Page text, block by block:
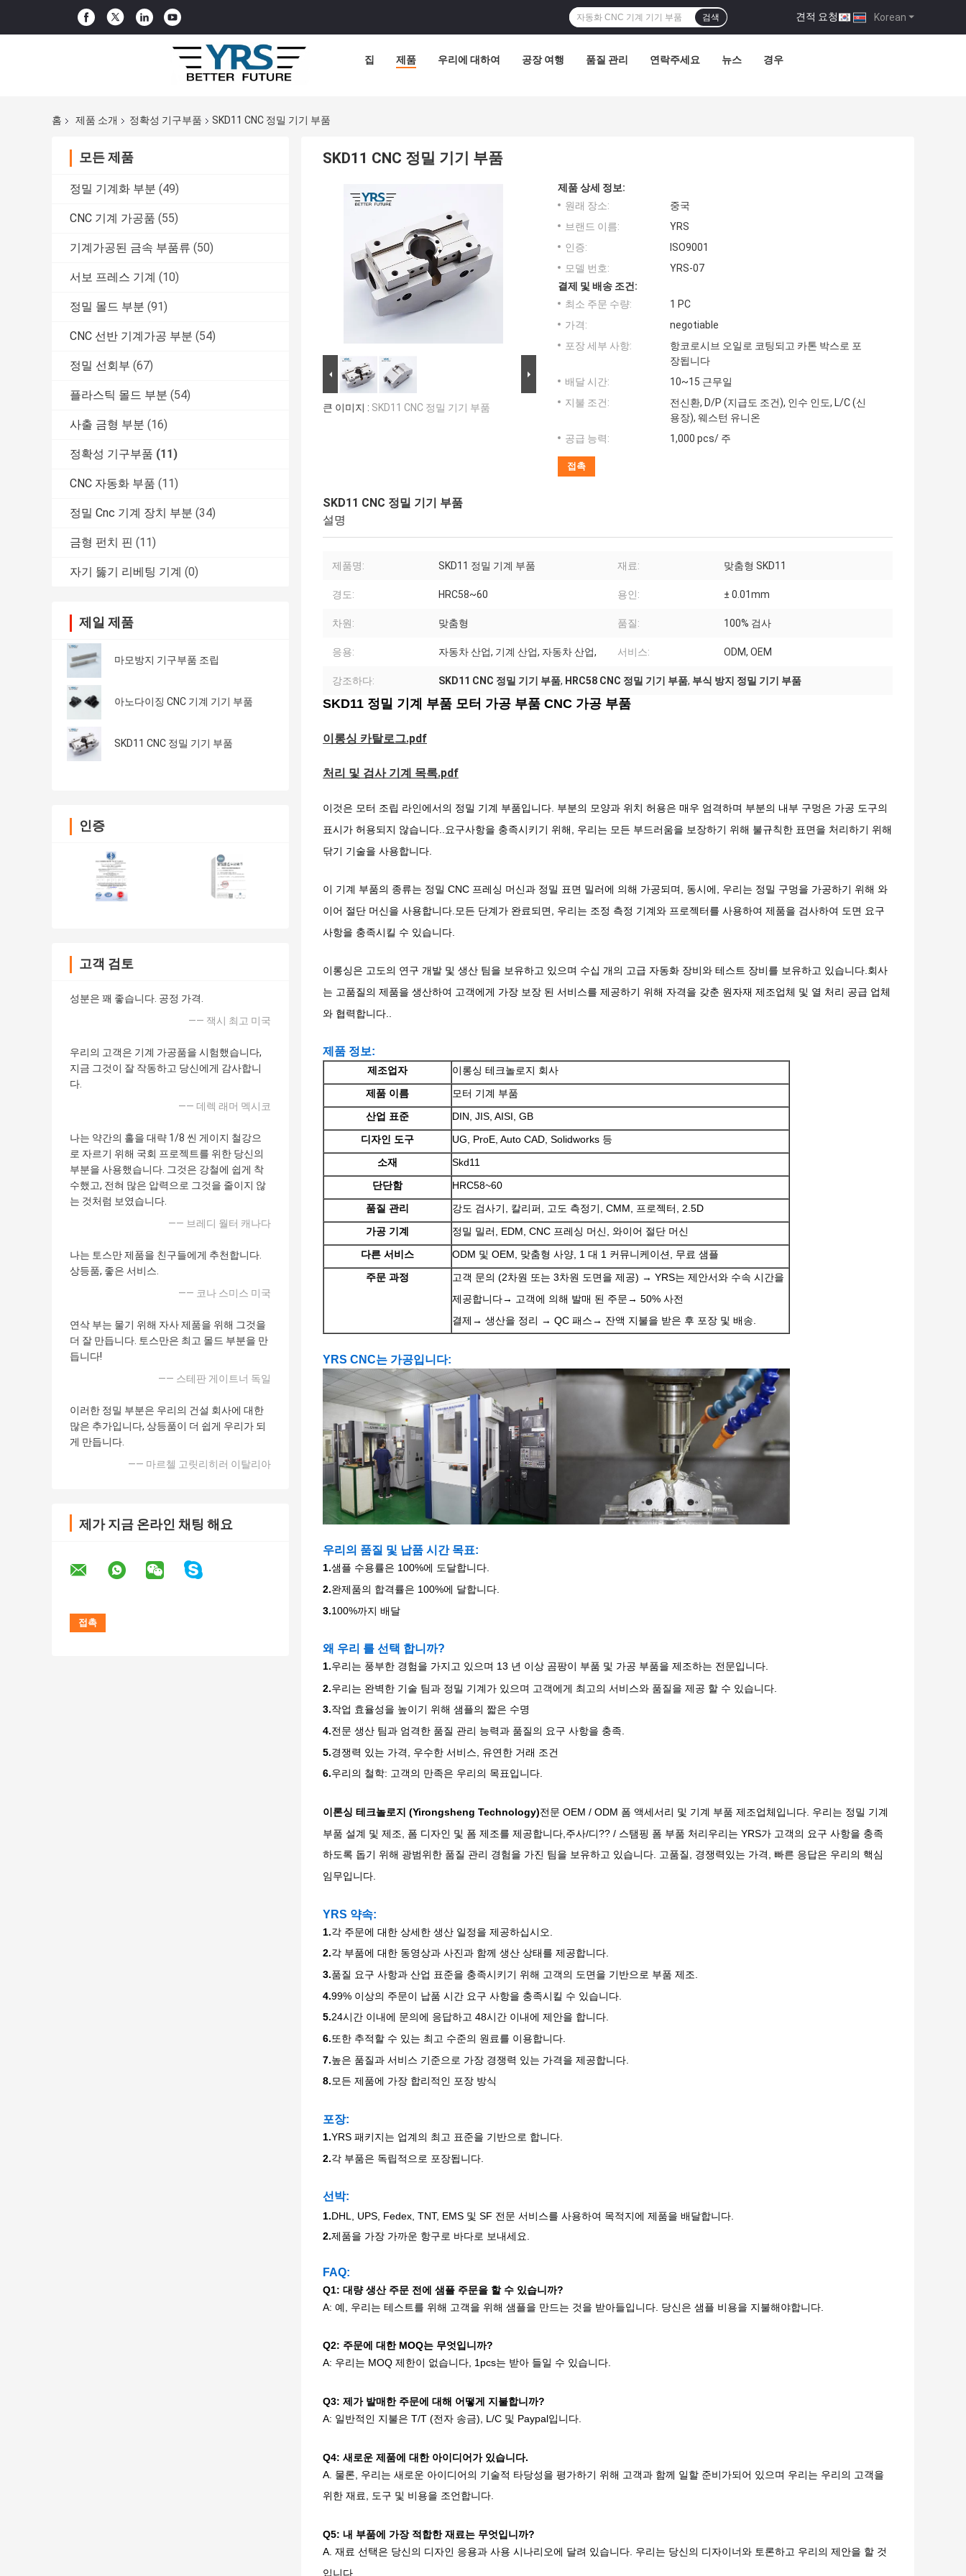
Korean
견적 요청 |
검색
집 제품 우리에 대하여 공장 여행 품질 관리 연락주세요 뉴스 경우
홈 제품 소개 정확성 기구부품 SKD11 CNC 정밀 기기 부품
모든 제품
정밀 기계화 부분 (49)
CNC 기계 가공품 (55)
기계가공된 금속 부품류 (50)
서보 프레스 기계 (10)
정밀 몰드 부분 (91)
CNC 선반 기계가공 부분 (54)
정밀 선회부 (67)
플라스틱 몰드 부분 (54)
사출 금형 부분 (16)
정확성 기구부품 (11)
CNC 자동화 부품 (11)
정밀 Cnc 기계 장치 부분 (34)
금형 펀치 핀 (11)
자기 뚫기 리베팅 기계 (0)
제일 제품
마모방지 기구부품 조립
아노다이징 CNC 기계 기기 부품
SKD11 CNC 정밀 기기 부품
인증
고객 검토
성분은 꽤 좋습니다. 공정 가격.
—— 잭시 최고 미국
우리의 고객은 기계 가공품을 시험했습니다,
지금 그것이 잘 작동하고 당신에게 감사합니
다.
—— 데렉 래머 멕시코
나는 약간의 홀을 대략 1/8 씬 게이지 철강으
로 자르기 위해 국회 프로젝트를 위한 당신의
부분을 사용했습니다. 그것은 강철에 쉽게 착
수했고, 전혀 많은 압력으로 그것을 줄이지 않
는 것처럼 보였습니다.
—— 브레디 월터 캐나다
나는 토스만 제품을 친구들에게 추천합니다.
상등품, 좋은 서비스.
—— 코나 스미스 미국
연삭 부는 물기 위해 자사 제품을 위해 그것을
더 잘 만듭니다. 토스만은 최고 몰드 부분을 만
듭니다!
—— 스테판 게이트너 독일
이러한 정밀 부분은 우리의 건설 회사에 대한
많은 추가입니다, 상등품이 더 쉽게 우리가 되
게 만듭니다.
—— 마르첼 고릿리히러 이탈리아
제가 지금 온라인 채팅 해요
SKD11 CNC 정밀 기기 부품
큰 이미지 : SKD11 CNC 정밀 기기 부품
제품 상세 정보:
원래 장소:
중국
브랜드 이름:
YRS
인증:
ISO9001
모델 번호:
YRS-07
결제 및 배송 조건:
최소 주문 수량:
1 PC
가격:
negotiable
포장 세부 사항:
항코로시브 오일로 코팅되고 카톤 박스로 포
장됩니다
배달 시간:
10~15 근무일
지불 조건:
전신환, D/P (지급도 조건), 인수 인도, L/C (신
용장), 웨스턴 유니온
공급 능력:
1,000 pcs/ 주
접촉
SKD11 CNC 정밀 기기 부품
설명
제품명: SKD11 정밀 기계 부품 재료: 맞춤형 SKD11
경도: HRC58~60 용인: ± 0.01mm
차원: 맞춤형 품질: 100% 검사
응용: 자동차 산업, 기계 산업, 자동차 산업, 서비스: ODM, OEM
강조하다: SKD11 CNC 정밀 기기 부품, HRC58 CNC 정밀 기기 부품, 부식 방지 정밀 기기 부품
SKD11 정밀 기계 부품 모터 가공 부품 CNC 가공 부품
이롱싱 카탈로그.pdf
처리 및 검사 기계 목록.pdf
이것은 모터 조립 라인에서의 정밀 기계 부품입니다. 부분의 모양과 위치 허용은 매우 엄격하며 부분의 내부 구멍은 가공 도구의
표시가 허용되지 않습니다..요구사항을 충족시키기 위해, 우리는 모든 부드러움을 보장하기 위해 불규칙한 표면을 처리하기 위해
닦기 기술을 사용합니다.
이 기계 부품의 종류는 정밀 CNC 프레싱 머신과 정밀 표면 밀러에 의해 가공되며, 동시에, 우리는 정밀 구멍을 가공하기 위해 와
이어 절단 머신을 사용합니다.모든 단계가 완료되면, 우리는 조정 측정 기계와 프로젝터를 사용하여 제품을 검사하여 도면 요구
사항을 충족시킬 수 있습니다.
이롱싱은 고도의 연구 개발 및 생산 팀을 보유하고 있으며 수십 개의 고급 자동화 장비와 테스트 장비를 보유하고 있습니다.회사
는 고품질의 제품을 생산하여 고객에게 가장 보장 된 서비스를 제공하기 위해 자격을 갖춘 원자재 제조업체 및 열 처리 공급 업체
와 협력합니다..
제품 정보:
제조업자
이롱싱 테크놀로지 회사
제품 이름
모터 기계 부품
산업 표준
DIN, JIS, AISI, GB
디자인 도구
UG, ProE, Auto CAD, Solidworks 등
소재
Skd11
단단함
HRC58~60
품질 관리
강도 검사기, 칼리퍼, 고도 측정기, CMM, 프로젝터, 2.5D
가공 기계
정밀 밀러, EDM, CNC 프레싱 머신, 와이어 절단 머신
다른 서비스
ODM 및 OEM, 맞춤형 사양, 1 대 1 커뮤니케이션, 무료 샘플
주문 과정
고객 문의 (2차원 또는 3차원 도면을 제공) → YRS는 제안서와 수속 시간을
제공합니다→ 고객에 의해 발매 된 주문→ 50% 사전
결제→ 생산을 정리 → QC 패스→ 잔액 지불을 받은 후 포장 및 배송.
YRS CNC는 가공입니다:
우리의 품질 및 납품 시간 목표:
1.샘플 수용률은 100%에 도달합니다.
2.완제품의 합격률은 100%에 달합니다.
3.100%까지 배달
왜 우리 를 선택 합니까?
1.우리는 풍부한 경험을 가지고 있으며 13 년 이상 곰팡이 부품 및 가공 부품을 제조하는 전문입니다.
2.우리는 완벽한 기술 팀과 정밀 기계가 있으며 고객에게 최고의 서비스와 품질을 제공 할 수 있습니다.
3.작업 효율성을 높이기 위해 샘플의 짧은 수명
4.전문 생산 팀과 엄격한 품질 관리 능력과 품질의 요구 사항을 충족.
5.경쟁력 있는 가격, 우수한 서비스, 유연한 거래 조건
6.우리의 철학: 고객의 만족은 우리의 목표입니다.
이론싱 테크놀로지 (Yirongsheng Technology)전문 OEM / ODM 폼 액세서리 및 기계 부품 제조업체입니다. 우리는 정밀 기계
부품 설계 및 제조, 폼 디자인 및 폼 제조를 제공합니다,주사/디?? / 스탬핑 폼 부품 처리우리는 YRS가 고객의 요구 사항을 충족
하도록 돕기 위해 광범위한 품질 관리 경험을 가진 팀을 보유하고 있습니다. 고품질, 경쟁력있는 가격, 빠른 응답은 우리의 핵심
임무입니다.
YRS 약속:
1.각 주문에 대한 상세한 생산 일정을 제공하십시오.
2.각 부품에 대한 동영상과 사진과 함께 생산 상태를 제공합니다.
3.품질 요구 사항과 산업 표준을 충족시키기 위해 고객의 도면을 기반으로 부품 제조.
4.99% 이상의 주문이 납품 시간 요구 사항을 충족시킬 수 있습니다.
5.24시간 이내에 문의에 응답하고 48시간 이내에 제안을 합니다.
6.또한 추적할 수 있는 최고 수준의 원료를 이용합니다.
7.높은 품질과 서비스 기준으로 가장 경쟁력 있는 가격을 제공합니다.
8.모든 제품에 가장 합리적인 포장 방식
포장:
1.YRS 패키지는 업계의 최고 표준을 기반으로 합니다.
2.각 부품은 독립적으로 포장됩니다.
선박:
1.DHL, UPS, Fedex, TNT, EMS 및 SF 전문 서비스를 사용하여 목적지에 제품을 배달합니다.
2.제품을 가장 가까운 항구로 바다로 보내세요.
FAQ:
Q1: 대량 생산 주문 전에 샘플 주문을 할 수 있습니까?
A: 예, 우리는 테스트를 위해 고객을 위해 샘플을 만드는 것을 받아들입니다. 당신은 샘플 비용을 지불해야합니다.
Q2: 주문에 대한 MOQ는 무엇입니까?
A: 우리는 MOQ 제한이 없습니다, 1pcs는 받아 들일 수 있습니다.
Q3: 제가 발매한 주문에 대해 어떻게 지불합니까?
A: 일반적인 지불은 T/T (전자 송금), L/C 및 Paypal입니다.
Q4: 새로운 제품에 대한 아이디어가 있습니다.
A. 물론, 우리는 새로운 아이디어의 기술적 타당성을 평가하기 위해 고객과 함께 일할 준비가되어 있으며 우리는 우리의 고객을
위한 재료, 도구 및 비용을 조언합니다.
Q5: 내 부품에 가장 적합한 재료는 무엇입니까?
A. 재료 선택은 당신의 디자인 응용과 사용 시나리오에 달려 있습니다. 우리는 당신의 디자이너와 토론하고 우리의 제안을 할 것
입니다.